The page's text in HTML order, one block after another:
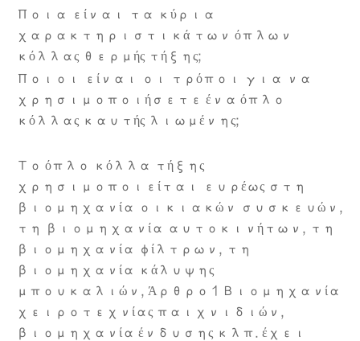
Ποια είναι τα κύρια
χαρακτηριστικά των όπλων
κόλλας θερμής τήξης;
Ποιοι είναι οι τρόποι για να
χρησιμοποιήσετε ένα όπλο
κόλλας καυτής λιωμένης;
Το όπλο κόλλα τήξης
χρησιμοποιείται ευρέως στη
βιομηχανία οικιακών συσκευών,
τη βιομηχανία αυτοκινήτων, τη
βιομηχανία φίλτρων, τη
βιομηχανία κάλυψης
μπουκαλιών, Άρθρο 1 Βιομηχανία
χειροτεχνίας παιχνιδιών,
βιομηχανία ένδυσης κλπ. έχει